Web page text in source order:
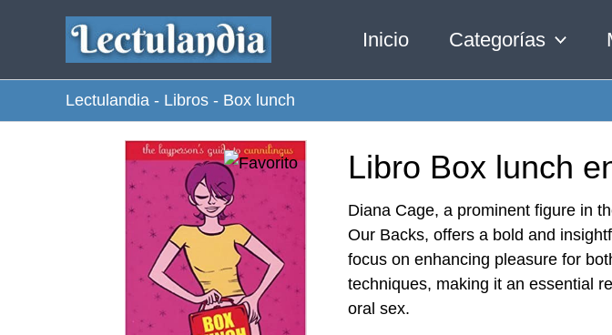
contenido
Inicio Categorías
Lectulandia - Libros - Box lunch
Libro Box lunch
Diana Cage, a prominent figure in
Our Backs, offers a bold and
focus on enhancing pleasure for
techniques, making it an essential
oral sex.